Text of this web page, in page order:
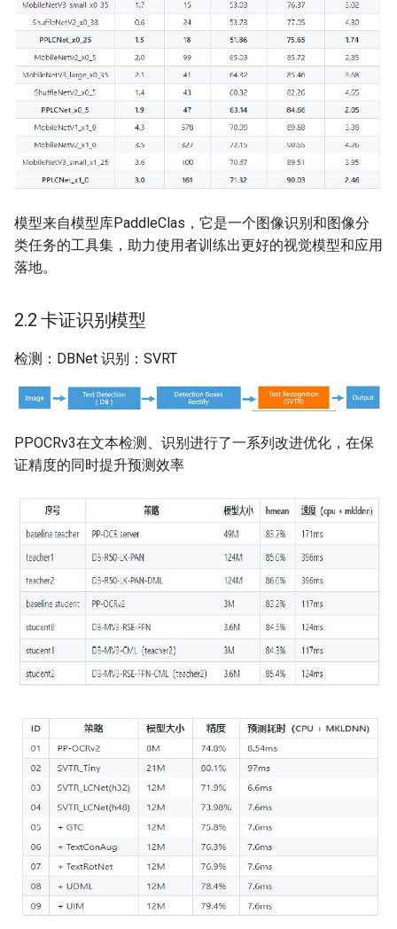
模型来自模型库PaddleClas，它是一个图像识别和图像分
类任务的工具集，助力使用者训练出更好的视觉模型和应用
落地。
2.2 卡证识别模型
检测：DBNet 识别：SVRT
PPOCRv3在文本检测、识别进行了一系列改进优化，在保
证精度的同时提升预测效率